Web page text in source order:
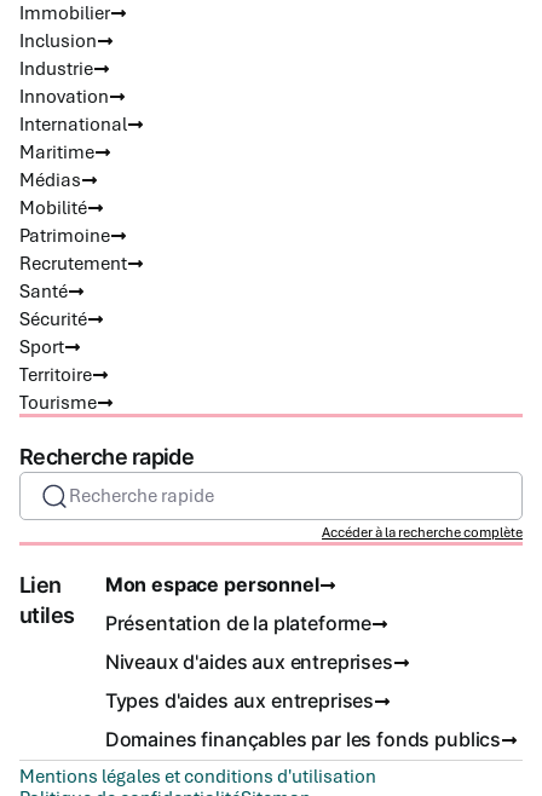
Immobilier
Inclusion
Industrie
Innovation
International
Maritime
Médias
Mobilité
Patrimoine
Recrutement
Santé
Sécurité
Sport
Territoire
Tourisme
Recherche rapide
Recherche rapide
Accéder à la recherche complète
Lien
utiles
Mon espace personnel
Présentation de la plateforme
Niveaux d'aides aux entreprises
Types d'aides aux entreprises
Domaines finançables par les fonds publics
Mentions légales et conditions d'utilisation